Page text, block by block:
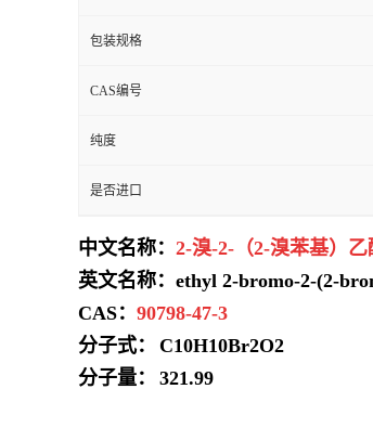
包装规格
CAS编号
纯度
是否进口
中文名称： 2-溴-2-（2-溴苯基）
英文名称：ethyl 2-bromo-2-(2-
CAS： 90798-47-3
分子式：
C10H10Br2O2
分子量：
321.99